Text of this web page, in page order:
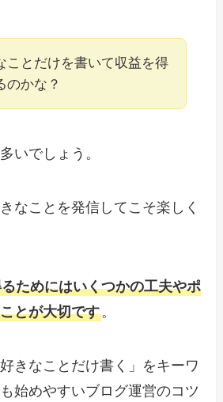
ことだけを書いて収益を得
のかな？
いでしょう。
なことを発信してこそ楽しく
ためにはいくつかの工夫やポ
とが大切です。
きなことだけ書く」をキーワ
始めやすいブログ運営のコツ